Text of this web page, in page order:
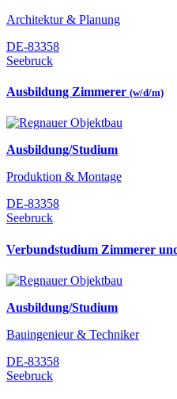
Architektur & Planung
DE-83358
Seebruck
Ausbildung Zimmerer (w/d/m)
Ausbildung/Studium
Produktion & Montage
DE-83358
Seebruck
Verbundstudium Zimmerer
Ausbildung/Studium
Bauingenieur & Techniker
DE-83358
Seebruck